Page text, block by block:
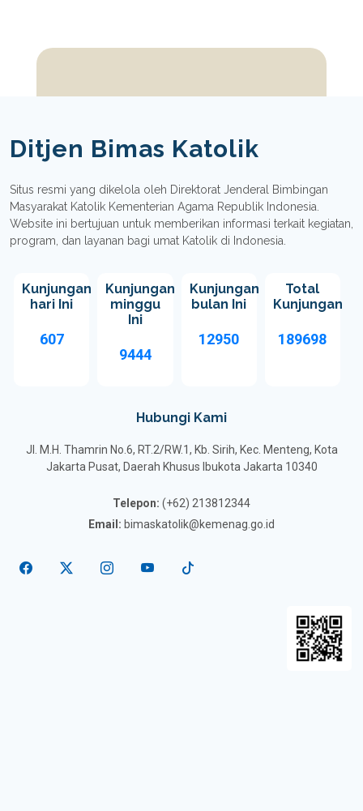
Ditjen Bimas Katolik
Situs resmi yang dikelola oleh Direktorat Jenderal Bimbingan
Masyarakat Katolik Kementerian Agama Republik Indonesia.
Website ini bertujuan untuk memberikan informasi terkait kegiatan,
program, dan layanan bagi umat Katolik di Indonesia.
Kunjungan
hari Ini
607
Kunjungan
minggu
Ini
9444
Kunjungan
bulan Ini
12950
Total
Kunjungan
189698
Hubungi Kami
Jl. M.H. Thamrin No.6, RT.2/RW.1, Kb. Sirih, Kec. Menteng, Kota
Jakarta Pusat, Daerah Khusus Ibukota Jakarta 10340
Telepon: (+62) 213812344
Email: bimaskatolik@kemenag.go.id